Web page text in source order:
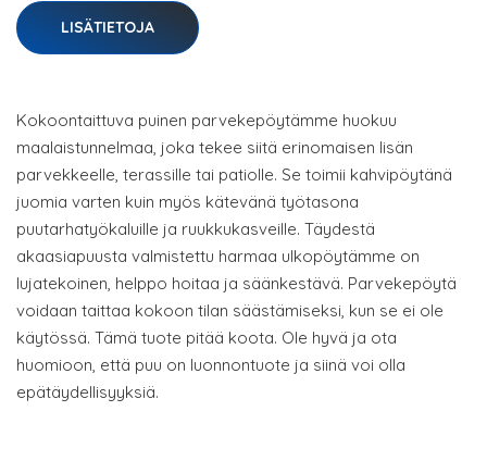
LISÄTIETOJA
Kokoontaittuva puinen parvekepöytämme huokuu
maalaistunnelmaa, joka tekee siitä erinomaisen lisän
parvekkeelle, terassille tai patiolle. Se toimii kahvipöytänä
juomia varten kuin myös kätevänä työtasona
puutarhatyökaluille ja ruukkukasveille. Täydestä
akaasiapuusta valmistettu harmaa ulkopöytämme on
lujatekoinen, helppo hoitaa ja säänkestävä. Parvekepöytä
voidaan taittaa kokoon tilan säästämiseksi, kun se ei ole
käytössä. Tämä tuote pitää koota. Ole hyvä ja ota
huomioon, että puu on luonnontuote ja siinä voi olla
epätäydellisyyksiä.